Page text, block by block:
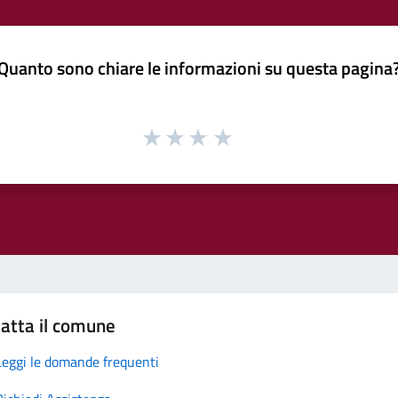
sono chiare le informazioni su questa
il comune
le domande frequenti